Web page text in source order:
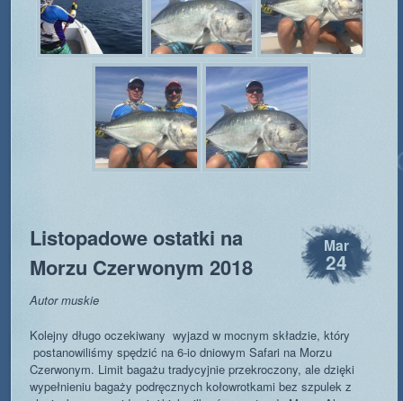
Listopadowe ostatki na
Morzu Czerwonym 2018
Autor muskie
Mar
24
Kolejny długo oczekiwany wyjazd w mocnym składzie, który
postanowiliśmy spędzić na 6-io dniowym Safari na Morzu
Czerwonym. Limit bagażu tradycyjnie przekroczony, ale dzięki
wypełnieniu bagaży podręcznych kołowrotkami bez szpulek z